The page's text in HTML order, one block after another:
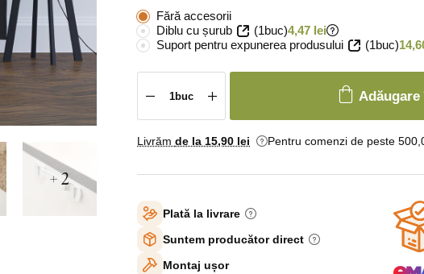
+ 2
Fără accesorii
Diblu cu șurub
(1buc)4,47 lei
Suport pentru expunerea produsului (1buc)
Livrăm de la 15,90 lei Pentru comenzi de peste
Plată la livrare
Suntem producător direct
Montaj ușor